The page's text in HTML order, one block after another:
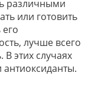
различными
или готовить
лучше всего
В этих случаях